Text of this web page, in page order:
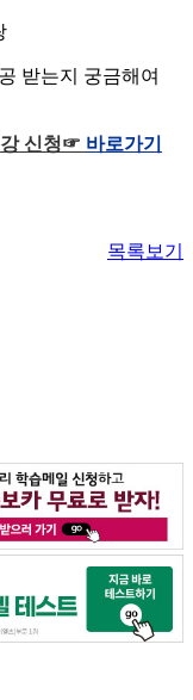
받는지 궁금해여
강 신청☞ 바로가기
목록보기